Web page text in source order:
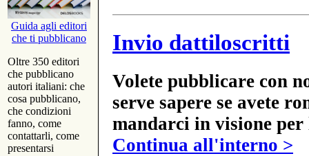
Guida agli editori
che ti pubblicano
Oltre 350 editori
che pubblicano
autori italiani: che
cosa pubblicano,
che condizioni
fanno, come
contattarli, come
presentarsi
Invio dattiloscritti
Volete pubblicare con
serve sapere se avete
mandarci in visione
Continua all'interno >